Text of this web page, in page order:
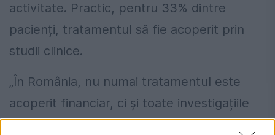
activitate. Practic, pentru 33% dintre
pacienți, tratamentul să fie acoperit prin
studii clinice.
„În România, nu numai tratamentul este
acoperit financiar, ci și toate investigațiile
necesare – analize de laborator, explorări